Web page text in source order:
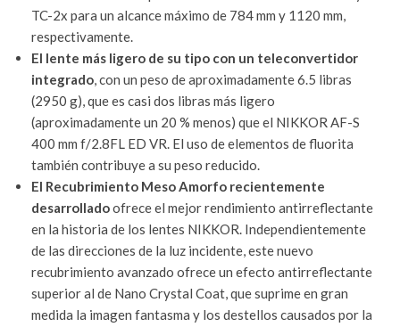
TC-2x para un alcance máximo de 784 mm y 1120 mm,
respectivamente.
El lente más ligero de su tipo con un teleconvertidor
integrado, con un peso de aproximadamente 6.5 libras
(2950 g), que es casi dos libras más ligero
(aproximadamente un 20 % menos) que el NIKKOR AF-S
400 mm f/2.8FL ED VR. El uso de elementos de fluorita
también contribuye a su peso reducido.
El Recubrimiento Meso Amorfo recientemente
desarrolladoofrece el mejor rendimiento antirreflectante
en la historia de los lentes NIKKOR. Independientemente
de las direcciones de la luz incidente, este nuevo
recubrimiento avanzado ofrece un efecto antirreflectante
superior al de Nano Crystal Coat, que suprime en gran
medida la imagen fantasma y los destellos causados por la